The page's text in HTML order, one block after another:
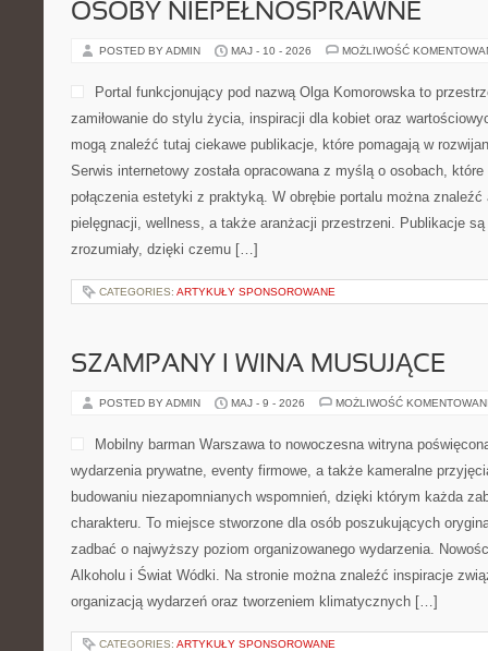
OSOBY NIEPEŁNOSPRAWNE
POSTED BY ADMIN MAJ - 10 - 2026 MOŻLIWOŚĆ
Portal funkcjonujący pod nazwą Olga Komorowska to
zamiłowanie do stylu życia, inspiracji dla kobiet oraz
mogą znaleźć tutaj ciekawe publikacje, które pomagają w
Serwis internetowy została opracowana z myślą o osobach,
połączenia estetyki z praktyką. W obrębie portalu można znaleźć
pielęgnacji, wellness, a także aranżacji przestrzeni. Publikacje
zrozumiały, dzięki czemu […]
CATEGORIES: ARTYKUŁY SPONSOROWANE
SZAMPANY I WINA MUSUJĄCE
POSTED BY ADMIN MAJ - 9 - 2026 MOŻLIWOŚĆ
Mobilny barman Warszawa to nowoczesna witryna
wydarzenia prywatne, eventy firmowe, a także kameralne
budowaniu niezapomnianych wspomnień, dzięki którym każda
charakteru. To miejsce stworzone dla osób poszukujących
zadbać o najwyższy poziom organizowanego wydarzenia.
Alkoholu i Świat Wódki. Na stronie można znaleźć inspiracje
organizacją wydarzeń oraz tworzeniem klimatycznych […]
CATEGORIES: ARTYKUŁY SPONSOROWANE